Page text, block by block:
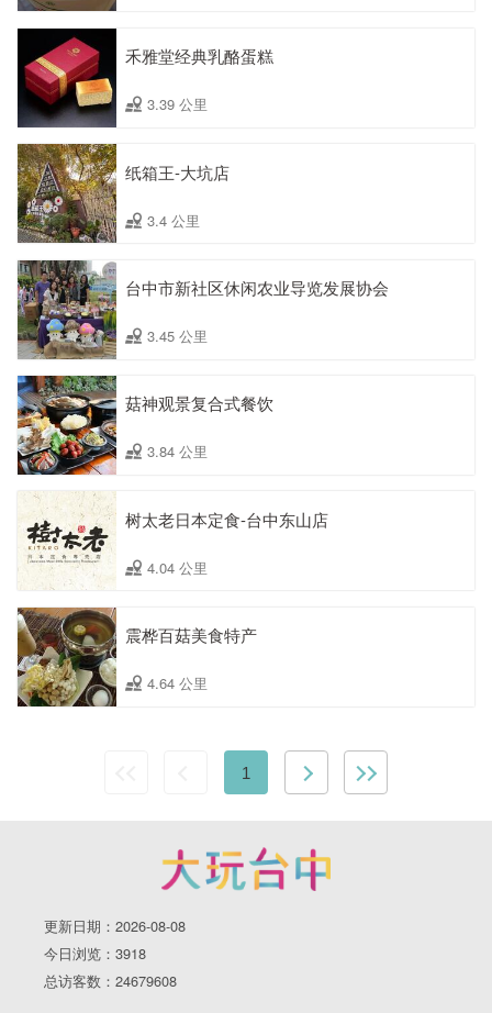
禾雅堂经典乳酪蛋糕
3.39 公里
纸箱王-大坑店
3.4 公里
台中市新社区休闲农业导览发展协会
3.45 公里
菇神观景复合式餐饮
3.84 公里
树太老日本定食-台中东山店
4.04 公里
震桦百菇美食特产
4.64 公里
1
更新日期：2026-08-08
今日浏览：3918
总访客数：24679608